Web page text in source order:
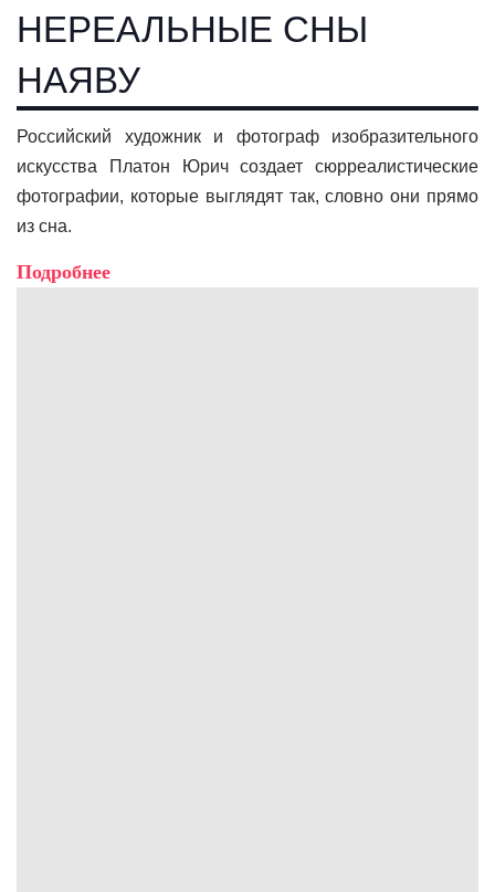
НЕРЕАЛЬНЫЕ СНЫ
НАЯВУ
Российский художник и фотограф изобразительного
искусства Платон Юрич создает сюрреалистические
фотографии, которые выглядят так, словно они прямо
из сна.
Подробнее